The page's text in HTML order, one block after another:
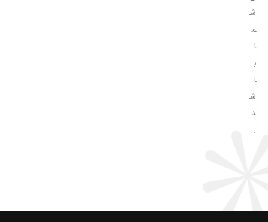
ش
م
ا
ب
ا
ش
د
.